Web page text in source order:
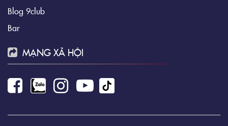
Blog 9club
Bar
MẠNG XÃ HỘI